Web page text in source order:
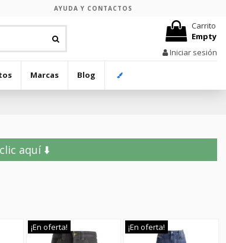
AYUDA Y CONTACTOS
Carrito
Empty
Iniciar sesión
Marcas Blog
aquí ⬇️
¡En oferta! ¡En oferta!